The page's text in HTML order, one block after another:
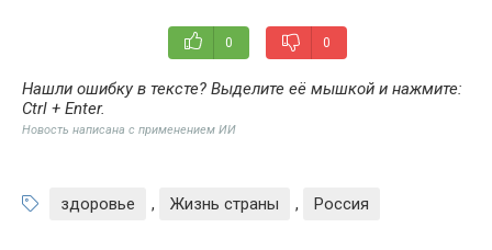
0 0
Нашли ошибку в тексте? Выделите её мышкой и нажмите:
Ctrl + Enter.
Новость написана с применением ИИ
здоровье , Жизнь страны , Россия